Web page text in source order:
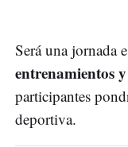
Será una jornada
entrenamientos
participantes
deportiva.